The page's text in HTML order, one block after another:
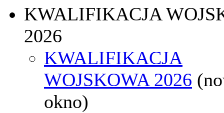
KWALIFIKACJA
2026
KWALIFIKACJA
WOJSKOWA 2026
okno)